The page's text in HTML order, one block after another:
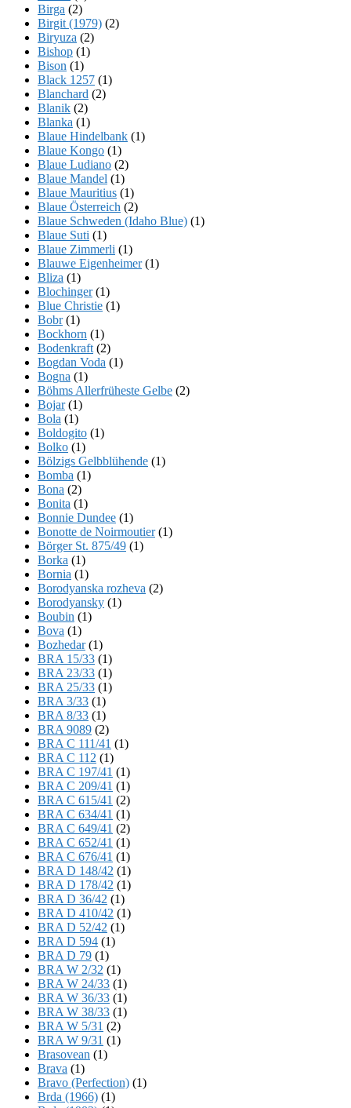
Birga (2)
Birgit (1979) (2)
Biryuza (2)
Bishop (1)
Bison (1)
Black 1257 (1)
Blanchard (2)
Blanik (2)
Blanka (1)
Blaue Hindelbank (1)
Blaue Kongo (1)
Blaue Ludiano (2)
Blaue Mandel (1)
Blaue Mauritius (1)
Blaue Österreich (2)
Blaue Schweden (Idaho Blue) (1)
Blaue Suti (1)
Blaue Zimmerli (1)
Blauwe Eigenheimer(1)
Bliza (1)
Blochinger(1)
Blue Christie (1)
Bobr(1)
Bockhorn (1)
Bodenkraft (2)
Bogdan Voda (1)
Bogna (1)
Böhms Allerfrüheste Gelbe (2)
Bojar(1)
Bola (1)
Boldogito (1)
Bolko (1)
Bölzigs Gelbblühende (1)
Bomba (1)
Bona (2)
Bonita (1)
Bonnie Dundee (1)
Bonotte de Noirmoutier(1)
Börger St. 875/49 (1)
Borka (1)
Bornia (1)
Borodyanska rozheva (2)
Borodyansky (1)
Boubin (1)
Bova (1)
Bozhedar(1)
BRA 15/33 (1)
BRA 23/33 (1)
BRA 25/33 (1)
BRA 3/33 (1)
BRA 8/33 (1)
BRA 9089 (2)
BRA C 111/41 (1)
BRA C 112 (1)
BRA C 197/41 (1)
BRA C 209/41 (1)
BRA C 615/41 (2)
BRA C 634/41 (1)
BRA C 649/41 (2)
BRA C 652/41 (1)
BRA C 676/41 (1)
BRA D 148/42 (1)
BRA D 178/42 (1)
BRA D 36/42 (1)
BRA D 410/42 (1)
BRA D 52/42 (1)
BRA D 594 (1)
BRA D 79 (1)
BRA W 2/32 (1)
BRA W 24/33 (1)
BRA W 36/33 (1)
BRA W 38/33 (1)
BRA W 5/31 (2)
BRA W 9/31 (1)
Brasovean (1)
Brava (1)
Bravo (Perfection) (1)
Brda (1966) (1)